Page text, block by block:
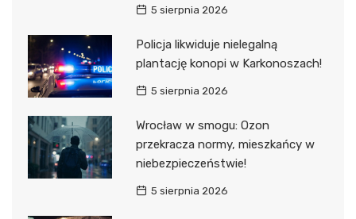
5 sierpnia 2026
Policja likwiduje nielegalną
plantację konopi w Karkonoszach!
5 sierpnia 2026
Wrocław w smogu: Ozon
przekracza normy, mieszkańcy w
niebezpieczeństwie!
5 sierpnia 2026